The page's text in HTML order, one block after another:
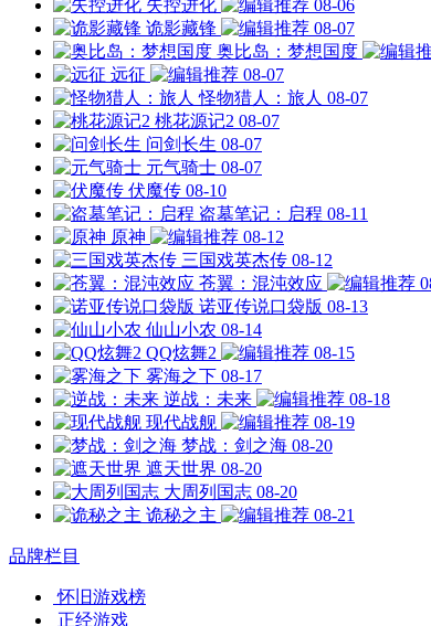
失控进化
08-06
诡影藏锋
08-07
奥比岛：梦想国度
远征
08-07
怪物猎人：旅人 08-07
桃花源记2 08-07
问剑长生 08-07
元气骑士 08-07
伏魔传 08-10
盗墓笔记：启程 08-11
原神
08-12
三国戏英杰传 08-12
苍翼：混沌效应
诺亚传说口袋版 08-13
仙山小农 08-14
QQ炫舞2
08-15
雾海之下 08-17
逆战：未来
08-18
现代战舰
08-19
梦战：剑之海 08-20
遮天世界 08-20
大周列国志 08-20
诡秘之主
08-21
品牌栏目
怀旧游戏榜
正经游戏